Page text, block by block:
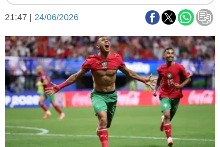
Cines
Economía y campo
Economía y finanzas
Con el campo
Espacio empresas
Sociedad y tiempo
libre
Sociedad
Tecnología
Turismo
Salud
Es viral
21:47 | 24/06/2026